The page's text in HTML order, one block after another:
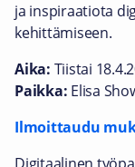
ja inspiraatiota
kehittämiseen.
Aika: Tiistai
Paikka: Elisa
Ilmoittaudu